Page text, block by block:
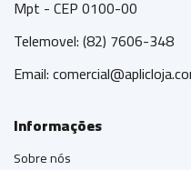
Mpt - CEP 0100-00
Telemovel: (82) 7606-348
Email:
Informações
Sobre nós